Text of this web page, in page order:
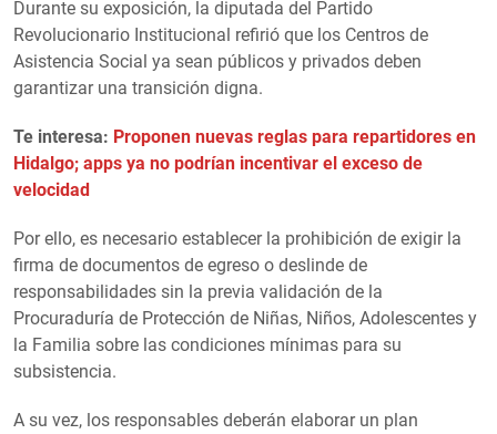
Durante su exposición, la diputada del Partido
Revolucionario Institucional refirió que los Centros de
Asistencia Social ya sean públicos y privados deben
garantizar una transición digna.
Te interesa: Proponen nuevas reglas para repartidores en
Hidalgo; apps ya no podrían incentivar el exceso de
velocidad
Por ello, es necesario establecer la prohibición de exigir la
firma de documentos de egreso o deslinde de
responsabilidades sin la previa validación de la
Procuraduría de Protección de Niñas, Niños, Adolescentes y
la Familia sobre las condiciones mínimas para su
subsistencia.
A su vez, los responsables deberán elaborar un plan